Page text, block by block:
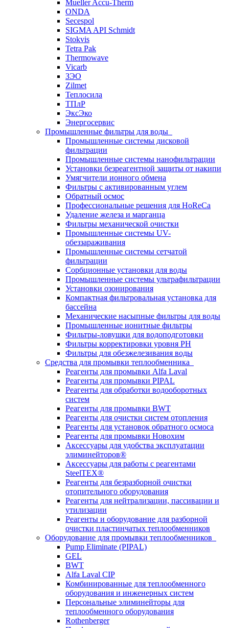
Mueller Accu-Therm
ONDA
Secespol
SIGMA API Schmidt
Stokvis
Tetra Pak
Thermowave
Vicarb
ЗЭО
Zilmet
Теплосила
ТПлР
ЭксЭко
Энергосервис
Промышленные фильтры для воды
Промышленные системы дисковой
фильтрации
Промышленные системы нанофильтрации
Установки безреагентной защиты от накипи
Умягчители ионного обмена
Фильтры с активированным углем
Обратный осмос
Профессиональные решения для HoReCa
Удаление железа и марганца
Фильтры механической очистки
Промышленные системы UV-
обеззараживания
Промышленные системы сетчатой
фильтрации
Сорбционные установки для воды
Промышленные системы ультрафильтрации
Установки озонирования
Компактная фильтровальная установка для
бассейна
Механические насыпные фильтры для воды
Промышленные ионитные фильтры
Фильтры-ловушки для водоподготовки
Фильтры корректировки уровня PH
Фильтры для обезжелезивания воды
Средства для промывки теплообменника
Реагенты для промывки Alfa Laval
Реагенты для промывки PIPAL
Реагенты для обработки водооборотных
систем
Реагенты для промывки BWT
Реагенты для очистки систем отопления
Реагенты для установок обратного осмоса
Реагенты для промывки Новохим
Аксессуары для удобства эксплуатации
элиминейторов®
Аксессуары для работы с реагентами
SteelTEX®
Реагенты для безразборной очистки
отопительного оборудования
Реагенты для нейтрализации, пассивации и
утилизации
Реагенты и оборудование для разборной
очистки пластинчатых теплообменников
Оборудование для промывки теплообменников
Pump Eliminate (PIPAL)
GEL
BWT
Alfa Laval CIP
Комбинированные для теплообменного
оборудования и инженерных систем
Персональные элиминейторы для
теплообменного оборудования
Rothenberger